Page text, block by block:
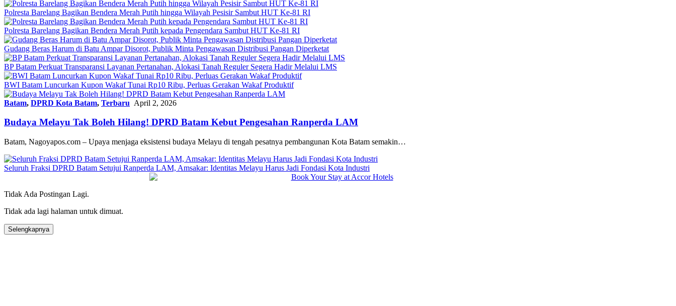
Polresta Barelang Bagikan Bendera Merah Putih hingga Wilayah Pesisir Sambut HUT Ke-81 RI
Polresta Barelang Bagikan Bendera Merah Putih kepada Pengendara Sambut HUT Ke-81 RI
Gudang Beras Harum di Batu Ampar Disorot, Publik Minta Pengawasan Distribusi Pangan Diperketat
BP Batam Perkuat Transparansi Layanan Pertanahan, Alokasi Tanah Reguler Segera Hadir Melalui LMS
BWI Batam Luncurkan Kupon Wakaf Tunai Rp10 Ribu, Perluas Gerakan Wakaf Produktif
Batam, DPRD Kota Batam, Terbaru April 2, 2026
Budaya Melayu Tak Boleh Hilang! DPRD Batam Kebut Pengesahan Ranperda LAM
Batam, Nagoyapos.com – Upaya menjaga eksistensi budaya Melayu di tengah pesatnya pembangunan Kota Batam semakin…
Seluruh Fraksi DPRD Batam Setujui Ranperda LAM, Amsakar: Identitas Melayu Harus Jadi Fondasi Kota Industri
Tidak Ada Postingan Lagi.
Tidak ada lagi halaman untuk dimuat.
Selengkapnya